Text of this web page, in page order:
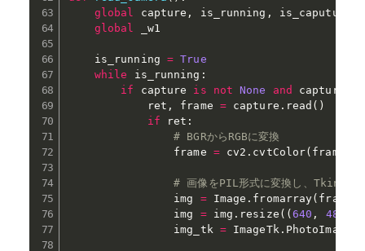
global
capture , is_running , is_caputure
global
_w1
    is_running
= True
while is_running :
if
capture is not None and capture
            ret
, frame = capture . read ( )
if ret :
# BGRからRGBに変換
                frame
= cv2 . cvtColor( frame
# 画像をPIL形式に変換し、Tkinter
                img
= Image . fromarray( frame
                img
= img . resize ( ( 640 , 480
                img_tk
= ImageTk . PhotoImage